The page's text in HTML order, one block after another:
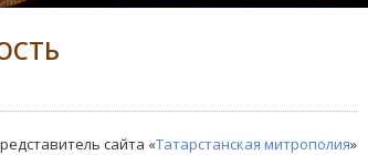
сайта «Татарстанская митрополия»